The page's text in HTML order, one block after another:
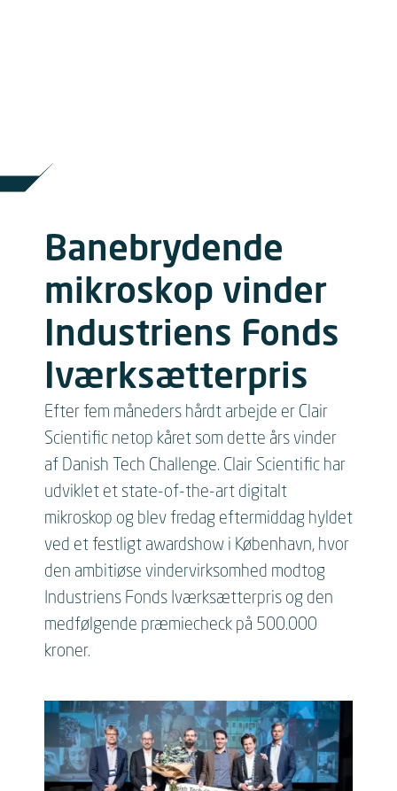
Banebrydende
mikroskop vinder
Industriens Fonds
Iværksætterpris
Efter fem måneders hårdt arbejde er Clair
Scientific netop kåret som dette års vinder
af Danish Tech Challenge. Clair Scientific har
udviklet et state-of-the-art digitalt
mikroskop og blev fredag eftermiddag hyldet
ved et festligt awardshow i København, hvor
den ambitiøse vindervirksomhed modtog
Industriens Fonds Iværksætterpris og den
medfølgende præmiecheck på 500.000
kroner.